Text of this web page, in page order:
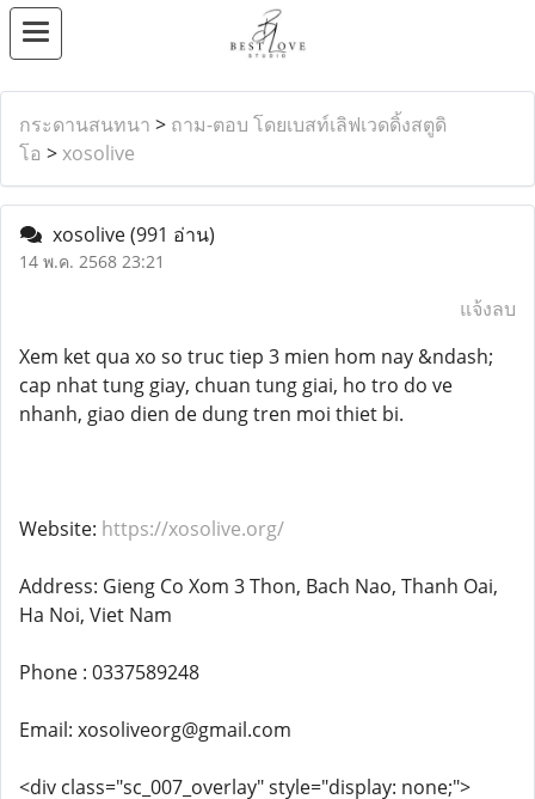
กระดานสนทนา > ถาม-ตอบ โดยเบสท์เลิฟเวดดิ้งสตูดิ
โอ >xosolive
xosolive(991 อ่าน)
14 พ.ค. 2568 23:21
แจ้งลบ
Xem ket qua xo so truc tiep 3 mien hom nay &ndash;
cap nhat tung giay, chuan tung giai, ho tro do ve
nhanh, giao dien de dung tren moi thiet bi.
Website: https://xosolive.org/
Address: Gieng Co Xom 3 Thon, Bach Nao, Thanh Oai,
Ha Noi, Viet Nam
Phone : 0337589248
Email: xosoliveorg@gmail.com
<div class="sc_007_overlay" style="display: none;">